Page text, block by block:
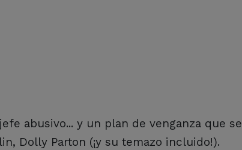
abusivo... y un plan de venganza que se
Dolly Parton (¡y su temazo incluido!).